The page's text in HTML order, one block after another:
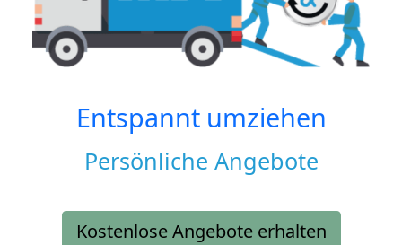
Entspannt umziehen
Persönliche Angebote
Kostenlose Angebote erhalten